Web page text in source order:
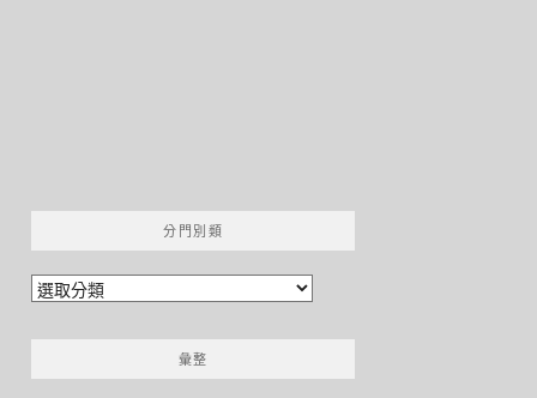
分門別類
分
別
彙整